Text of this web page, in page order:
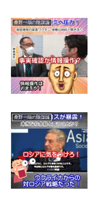
桑野一哉の陰謀論
桑野一哉の陰謀論